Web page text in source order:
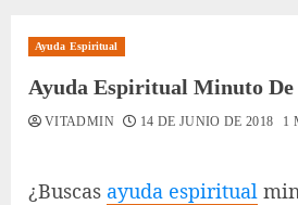
Ayuda Espiritual
Ayuda Espiritual Minuto De
VITADMIN 14 DE JUNIO DE 2018 1
¿Buscas ayuda espiritual